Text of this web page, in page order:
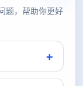
题，帮助你更好